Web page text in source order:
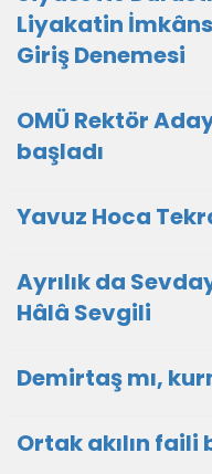
Liyakatin
Giriş Denemesi
OMÜ Rektör
başladı
Yavuz Hoca
Ayrılık da
Hâlâ Sevgili
Demirtaş mı,
Ortak akılın faili